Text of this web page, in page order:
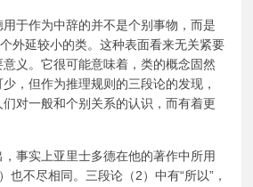
于作为中辞的并不是个别事物，而是
外延较小的类。这种表面看来无关紧要
义。它很可能意味着，类的概念固然
，但作为推理规则的三段论的发现，
对一般和个别关系的认识，而有着更
事实上亚里士多德在他的著作中所用
也不尽相同。三段论（2）中有“所以”，